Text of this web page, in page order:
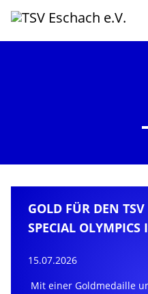
GOLD FÜR DEN
SPECIAL
Mit einer Goldmedaille
15.07.2026